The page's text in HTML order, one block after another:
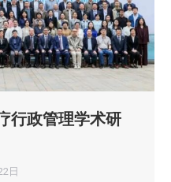
行政管理学术研
日